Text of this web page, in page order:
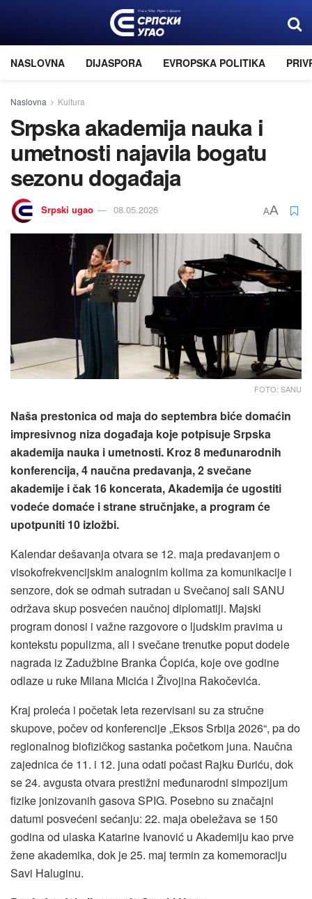
NASLOVNA DIJASPORA EVROPSKA POLITIKA
Naslovna Kultura
Srpska akademija nauka i
umetnosti najavila bogatu
sezonu događaja
Srpski ugao 08.05.2026 AA
FOTO: SANU
Naša prestonica od maja do septembra biće domaćin
impresivnog niza događaja koje potpisuje Srpska
akademija nauka i umetnosti. Kroz 8 međunarodnih
konferencija, 4 naučna predavanja, 2 svečane
akademije i čak 16 koncerata, Akademija će ugostiti
vodeće domaće i strane stručnjake, a program će
upotpuniti 10 izložbi.
Kalendar dešavanja otvara se 12. maja predavanjem o
visokofrekvencijskim analognim kolima za komunikacije i
senzore, dok se odmah sutradan u Svečanoj sali SANU
održava skup posvećen naučnoj diplomatiji. Majski
program donosi i važne razgovore o ljudskim pravima u
kontekstu populizma, ali i svečane trenutke poput dodele
nagrada iz Zadužbine Branka Ćopića, koje ove godine
odlaze u ruke Milana Micića i Živojina Rakočevića.
Kraj proleća i početak leta rezervisani su za stručne
skupove, počev od konferencije „Eksos Srbija 2026“, pa do
regionalnog biofizičkog sastanka početkom juna. Naučna
zajednica će 11. i 12. juna odati počast Rajku Đuriću, dok
se 24. avgusta otvara prestižni međunarodni simpozijum
fizike jonizovanih gasova SPIG. Posebno su značajni
datumi posvećeni sećanju: 22. maja obeležava se 150
godina od ulaska Katarine Ivanović u Akademiju kao prve
žene akademika, dok je 25. maj termin za komemoraciju
Savi Haluginu.